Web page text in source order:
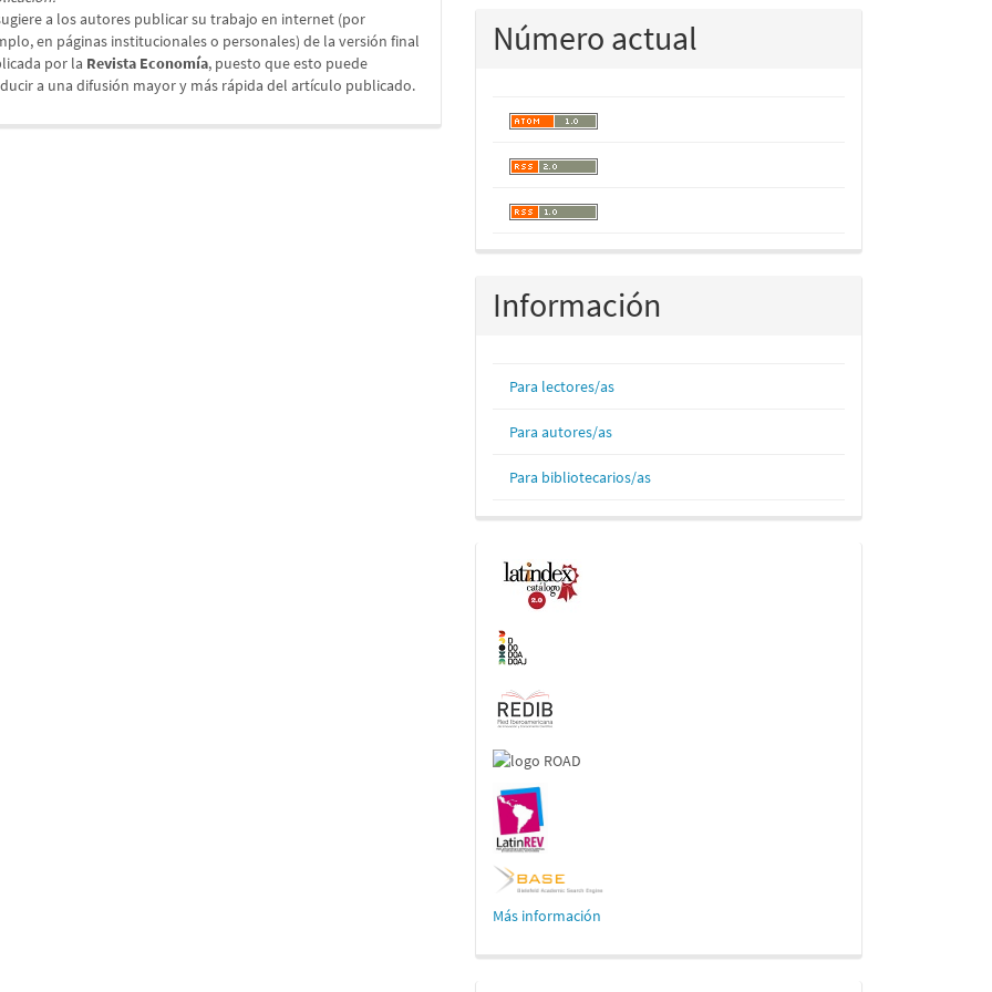
a los autores publicar su trabajo en internet (por
en páginas institucionales o personales) de la versión final
por la Revista Economía, puesto que esto puede
a una difusión mayor y más rápida del artículo publicado.
Número actual
Información
Para lectores/as
Para autores/as
Para bibliotecarios/as
Indexaciones
Más información